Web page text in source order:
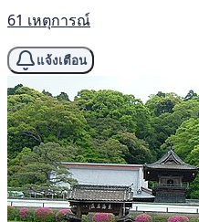
61 เหตุการณ์
แจ้งเตือน